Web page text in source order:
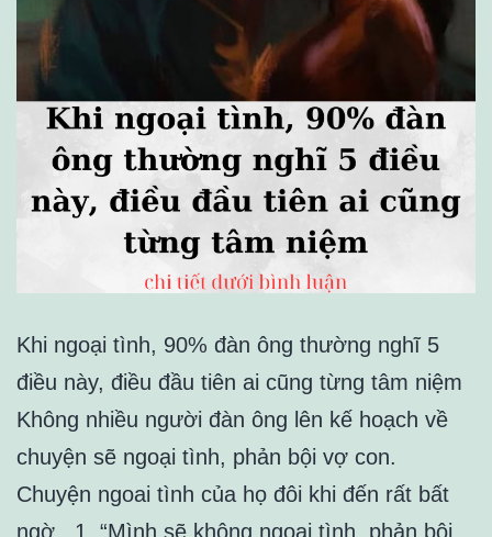
Khi ngoại tình, 90% đàn ông thường nghĩ 5
điều này, điều đầu tiên ai cũng từng tâm niệm
Không nhiều người đàn ông lên kế hoạch về
chuyện sẽ ngoại tình, phản bội vợ con.
Chuyện ngoai tình của họ đôi khi đến rất bất
ngờ. 1. “Mình sẽ không ngoại tình, phản bội…